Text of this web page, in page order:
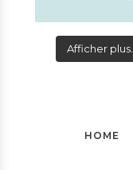
Afficher plus...
HOME